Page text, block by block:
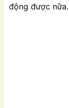
động được nữa.